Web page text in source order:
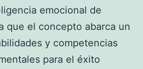
emocional de
que el concepto abarca un
y competencias
para el éxito